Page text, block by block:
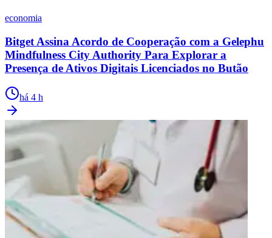
economia
Bitget Assina Acordo de Cooperação com a Gelephu
Mindfulness City Authority Para Explorar a
Presença de Ativos Digitais Licenciados no Butão
há 4 h